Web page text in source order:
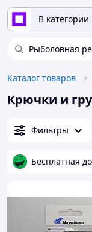
В категории
Рыболовная
Каталог товаров
Крючки и
Фильтры
Бесплатная